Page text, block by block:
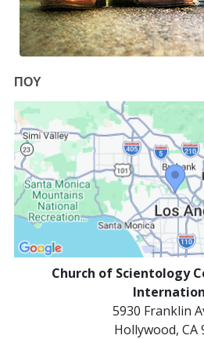
ΠΟΥ
Church of Scientology
5930 Franklin
Hollywood, CA